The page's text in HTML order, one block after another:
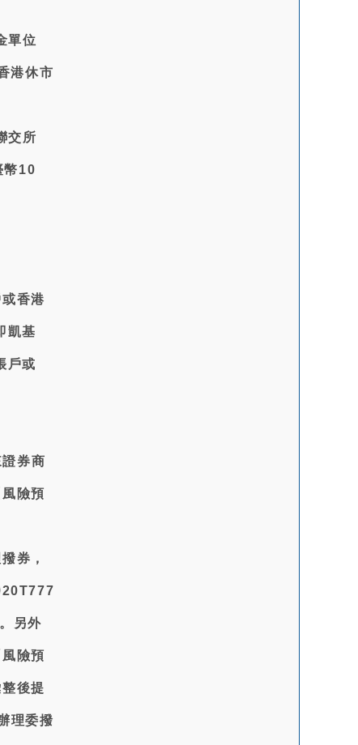
單位
港休市
交所
幣10
香港
凱基
戶或
券商
險預
券，
另外
險預
後提
理委撥